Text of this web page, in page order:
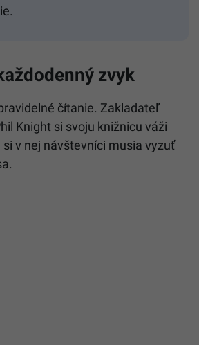
zvyk
čítanie. Zakladateľ
Knight si svoju knižnicu váži
v nej návštevníci musia vyzuť